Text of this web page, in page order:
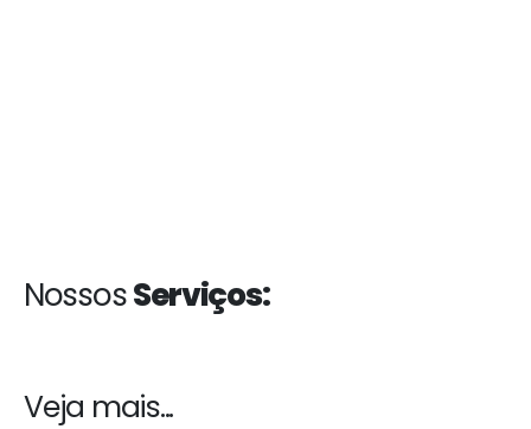
NossosServiços:
Veja mais...